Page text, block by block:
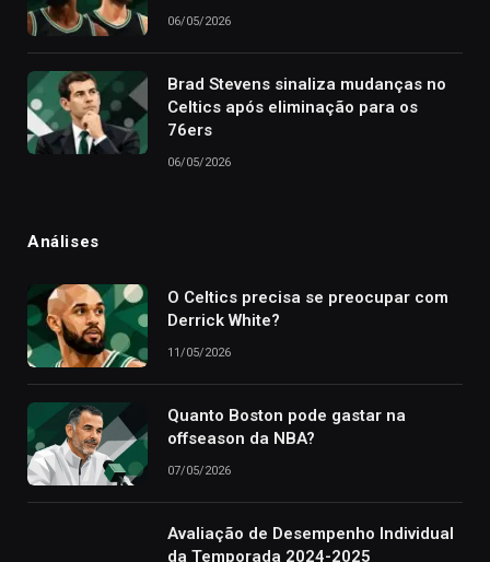
06/05/2026
Brad Stevens sinaliza mudanças no
Celtics após eliminação para os
76ers
06/05/2026
Análises
O Celtics precisa se preocupar com
Derrick White?
11/05/2026
Quanto Boston pode gastar na
offseason da NBA?
07/05/2026
Avaliação de Desempenho Individual
da Temporada 2024-2025